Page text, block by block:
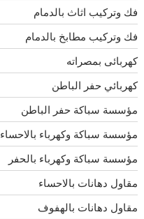
فك وتركيب اثاث بالدمام
فك وتركيب مطابخ بالدمام
كهربائى بمصراته
كهربائي حفر الباطن
مؤسسة سباكة حفر الباطن
مؤسسة سباكة وكهرباء بالاحساء
مؤسسة سباكة وكهرباء بالحفر
مقاول دهانات بالاحساء
مقاول دهانات بالهفوف